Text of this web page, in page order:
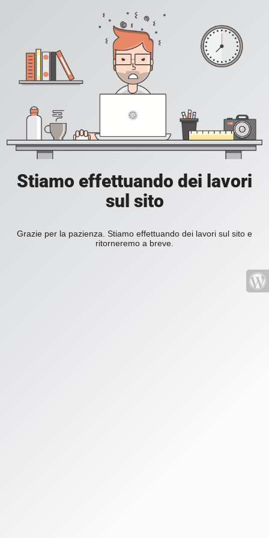
Stiamo effettuando dei lavori
sul sito
Grazie per la pazienza. Stiamo effettuando dei lavori sul sito e
ritorneremo a breve.